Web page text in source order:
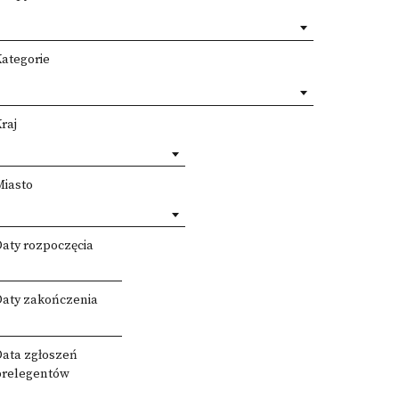
rozpoczęcia
zakończenia
zgłoszeń